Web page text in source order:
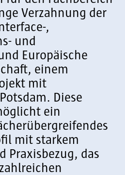
Verzahnung der
,
und
Europäische
einem
mit
Diese
ein
mit starkem
Praxisbezug, das